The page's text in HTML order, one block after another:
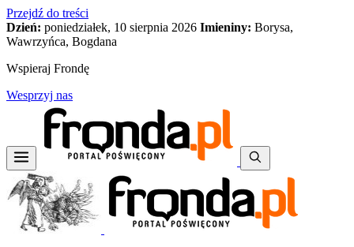
Przejdź do treści
Dzień: poniedziałek, 10 sierpnia 2026 Imieniny: Borysa,
Wawrzyńca, Bogdana
Wspieraj Frondę
Wesprzyj nas